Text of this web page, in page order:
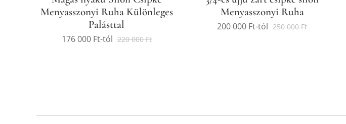
Menyasszonyi Ruha Különleges
Palásttal
176 000Ft-tól 220 000Ft
Menyasszonyi Ruha
200 000 Ft-tól 250 000Ft